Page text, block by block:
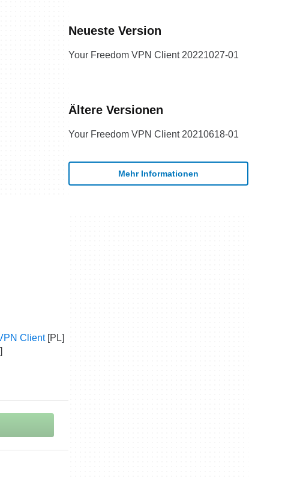
Client
Neueste Version
Your Freedom VPN Client 20221027-01
Ältere Versionen
Your Freedom VPN Client 20210618-01
Mehr Informationen